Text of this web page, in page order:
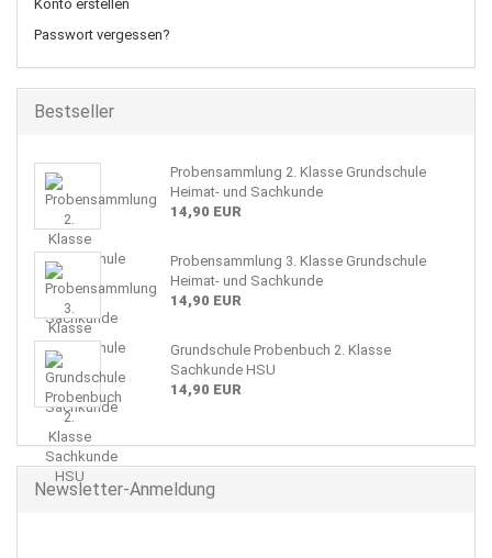
Konto erstellen
Passwort vergessen?
Bestseller
Probensammlung 2. Klasse Grundschule
Heimat- und Sachkunde
14,90 EUR
Probensammlung 3. Klasse Grundschule
Heimat- und Sachkunde
14,90 EUR
Grundschule Probenbuch 2. Klasse
Sachkunde HSU
14,90 EUR
Newsletter-Anmeldung